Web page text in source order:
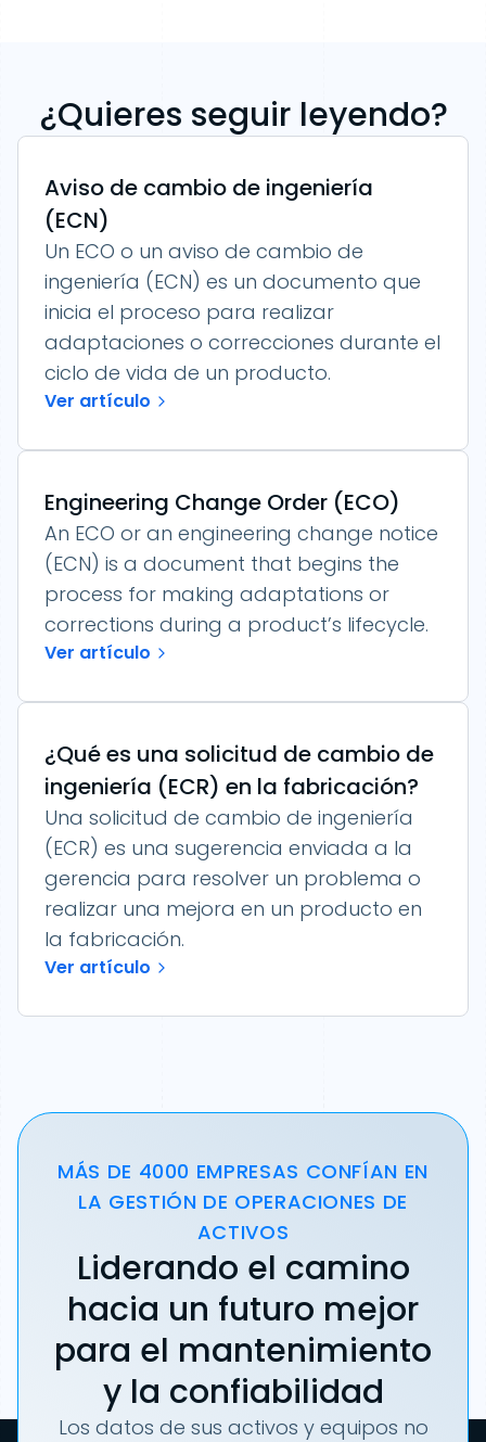
¿Quieres seguir leyendo?
Aviso de cambio de ingeniería
(ECN)
Un ECO o un aviso de cambio de
ingeniería (ECN) es un documento que
inicia el proceso para realizar
adaptaciones o correcciones durante el
ciclo de vida de un producto.
Ver artículo
Engineering Change Order (ECO)
An ECO or an engineering change notice
(ECN) is a document that begins the
process for making adaptations or
corrections during a product’s lifecycle.
Ver artículo
¿Qué es una solicitud de cambio de
ingeniería (ECR) en la fabricación?
Una solicitud de cambio de ingeniería
(ECR) es una sugerencia enviada a la
gerencia para resolver un problema o
realizar una mejora en un producto en
la fabricación.
Ver artículo
MÁS DE 4000 EMPRESAS CONFÍAN EN
LA GESTIÓN DE OPERACIONES DE
ACTIVOS
Liderando el camino
hacia un futuro mejor
para el mantenimiento
y la confiabilidad
Los datos de sus activos y equipos no